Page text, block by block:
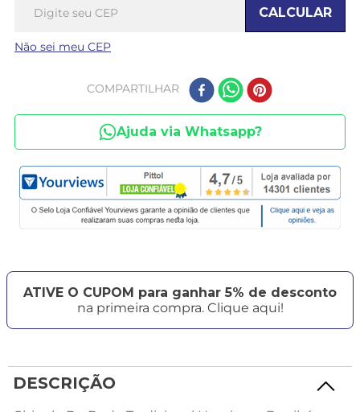
CALCULAR
Não sei meu CEP
COMPARTILHAR
Ajuda via Whatsapp?
ATIVE O CUPOM para ganhar 5% de desconto
na primeira compra. Clique aqui!
DESCRIÇÃO